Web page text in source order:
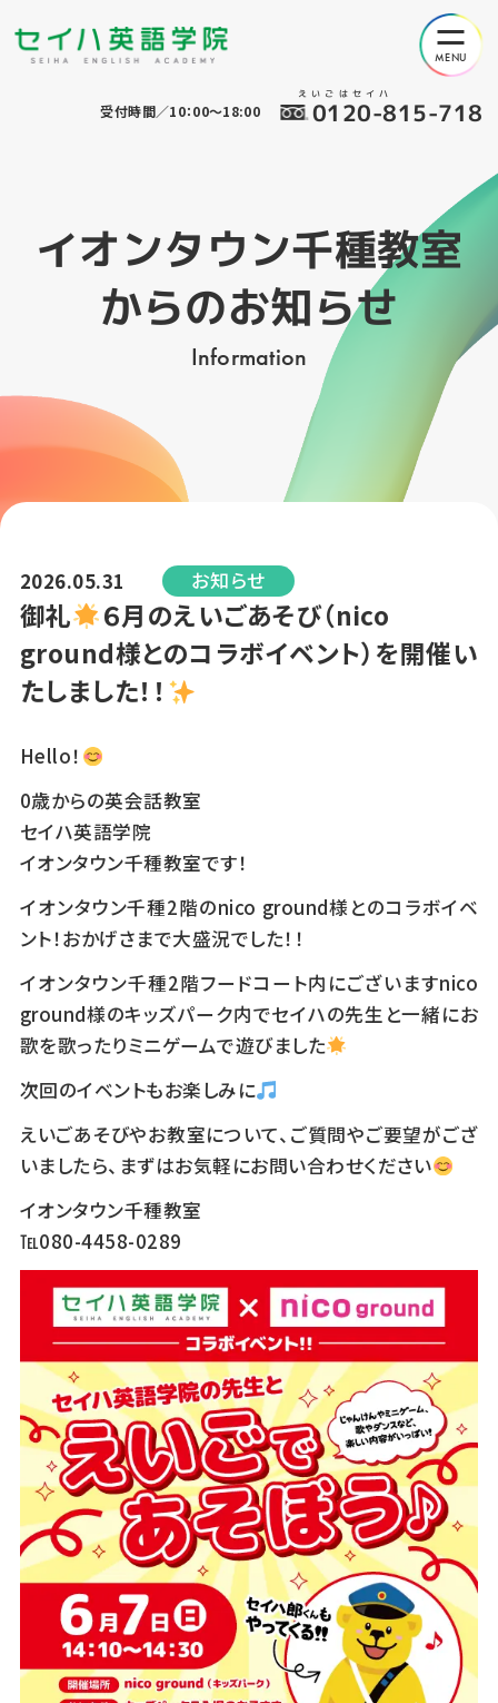
えいごはセイハ
0120-815-718
受付時間／10：00～18:00
イオンタウン千種教室
からのお知らせ
Information
2026.05.31 お知らせ
御礼
６月のえいごあそび（nico
ground様とのコラボイベント）を開催い
たしました！！
Hello！
0歳からの英会話教室
セイハ英語学院
イオンタウン千種教室です！
イオンタウン千種2階のnico ground様とのコラボイベ
ント！おかげさまで大盛況でした！！
イオンタウン千種2階フードコート内にございますnico
ground様のキッズパーク内でセイハの先生と一緒にお
歌を歌ったりミニゲームで遊びました
次回のイベントもお楽しみに
えいごあそびやお教室について、ご質問やご要望がござ
いましたら、まずはお気軽にお問い合わせください
イオンタウン千種教室
℡080-4458-0289